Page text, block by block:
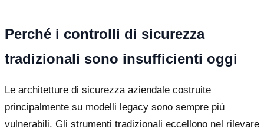
Perché i controlli di sicurezza
tradizionali sono insufficienti oggi
Le architetture di sicurezza aziendale costruite
principalmente su modelli legacy sono sempre più
vulnerabili. Gli strumenti tradizionali eccellono nel rilevare